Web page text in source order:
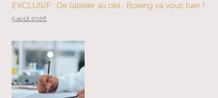
EXCLUSIF : De l’atelier au ciel : Boeing va vous tuer !
5 août 2026